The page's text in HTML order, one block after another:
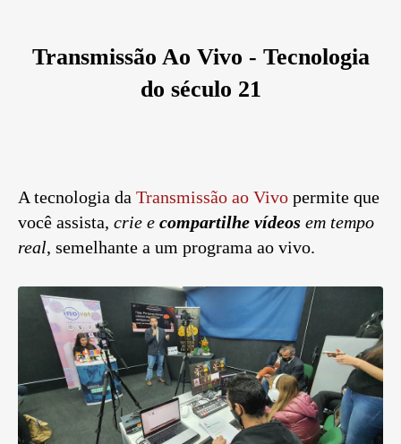
Transmissão Ao Vivo - Tecnologia
do século 21
A tecnologia da Transmissão ao Vivo permite que
você assista, crie e compartilhe vídeos em tempo
real, semelhante a um programa ao vivo.